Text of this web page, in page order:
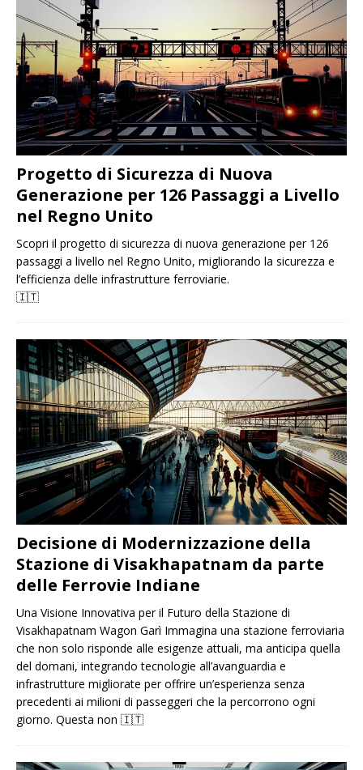
Progetto di Sicurezza di Nuova
Generazione per 126 Passaggi a Livello
nel Regno Unito
Scopri il progetto di sicurezza di nuova generazione per 126
passaggi a livello nel Regno Unito, migliorando la sicurezza e
l’efficienza delle infrastrutture ferroviarie.
🇮🇹
Decisione di Modernizzazione della
Stazione di Visakhapatnam da parte
delle Ferrovie Indiane
Una Visione Innovativa per il Futuro della Stazione di
Visakhapatnam Wagon Garì Immagina una stazione ferroviaria
che non solo risponde alle esigenze attuali, ma anticipa quella
del domani, integrando tecnologie all’avanguardia e
infrastrutture migliorate per offrire un’esperienza senza
precedenti ai milioni di passeggeri che la percorrono ogni
giorno. Questa non 🇮🇹